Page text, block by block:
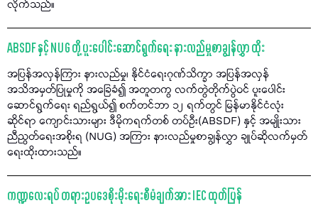
လိုက်သည်။
ABSDF နှင့် NUG တို့ ပူးပေါင်းဆောင်ရွက်ရေး နားလည်မှုစာချွန်လွှာ ထိုး
အပြန်အလှန်ကြား နားလည်မှု၊ နိုင်ငံရေးဂုဏ်သိက္ခာ အပြန်အလှန်
အသိအမှတ်ပြုမှုကို အခြေခံ၍ အတူတကွ လက်တွဲတိုက်ပွဲဝင် ပူးပေါင်း
ဆောင်ရွက်ရေး ရည်ရွယ်၍ စက်တင်ဘာ ၁၂ ရက်တွင် မြန်မာနိုင်ငံလုံး
ဆိုင်ရာ ကျောင်းသားများ ဒီမိုကရက်တစ် တပ်ဦး(ABSDF) နှင့် အမျိုးသား
ညီညွတ်ရေးအစိုးရ (NUG) အကြား နားလည်မှုစာချွန်လွှာ ချုပ်ဆိုလက်မှတ်
ရေးထိုးထားသည်။
ကဏ္ဍလေးရပ် တရားဥပဒေစိုးမိုးရေးစီမံချက်အား IEC ထုတ်ပြန်